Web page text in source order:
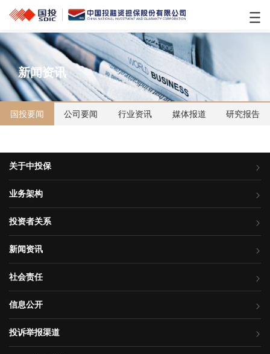
新闻资讯
国投要闻 公司要闻 行业资讯 媒体报道 研究报告
关于中投保
业务架构
投资者关系
新闻资讯
社会责任
信息公开
投诉举报渠道